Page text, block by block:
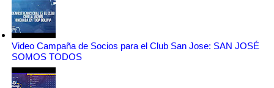
Video Campaña de Socios para el Club San Jose: SAN JOSÉ
SOMOS TODOS